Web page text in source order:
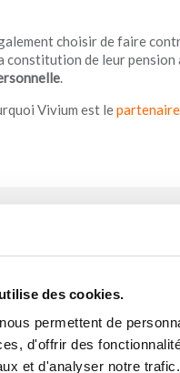
des cookies.
permettent de
d'offrir des
et d'analyser notre
choisir de faire
de leur pension
.
Vivium est le
en matière de